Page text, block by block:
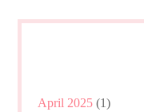
April 2025 (1)